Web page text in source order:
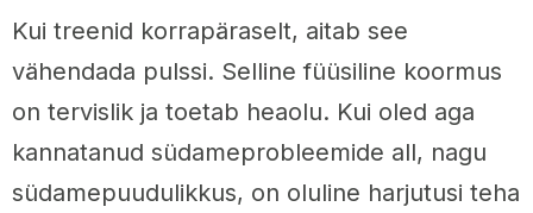
Kui treenid korrapäraselt, aitab see
vähendada pulssi. Selline füüsiline koormus
on tervislik ja toetab heaolu. Kui oled aga
kannatanud südameprobleemide all, nagu
südamepuudulikkus, on oluline harjutusi teha